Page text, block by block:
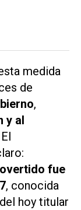
medida
de
,
y al
fue
, conocida
hoy titular